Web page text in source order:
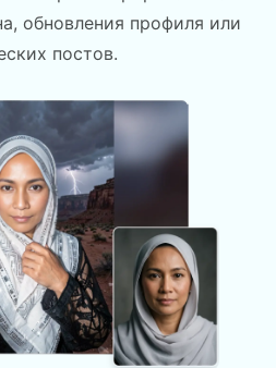
обновления профиля или
постов.